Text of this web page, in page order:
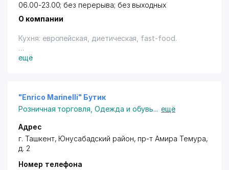
06.00-23.00; без перерыва; без выходных
О компании
Кухня: европейская, диетическая, fast-food.
Владельцам дисконтных карт с логотипом "Город
ещё
"Enrico Marinelli" Бутик
Розничная торговля ,Одежда и обувь... ещё
Адрес
г. Ташкент, Юнусабадский район, пр-т Амира Темура,
д. 2
Номер телефона